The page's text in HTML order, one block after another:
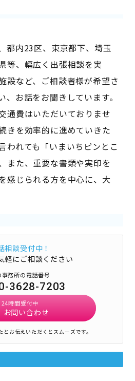
都内23区、東京都下、埼玉
等、幅広く出張相談を実
設など、ご相談者様が希望さ
、お話をお聞きしています。
通費はいただいておりませ
きを効率的に進めていきた
われても「いまいちピンとこ
た、重要な書類や実印を
感じられる方を中心に、大
相談受付中！
軽にご相談ください
事務所の電話番号
3628-7203
24時間受付中
お問い合わせ
お伝えいただくとスムーズです。